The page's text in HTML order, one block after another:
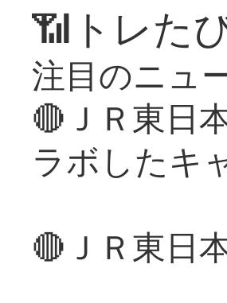
📶トレた
注目のニュ
🔴ＪＲ東日
ラボしたキ
🔴ＪＲ東日